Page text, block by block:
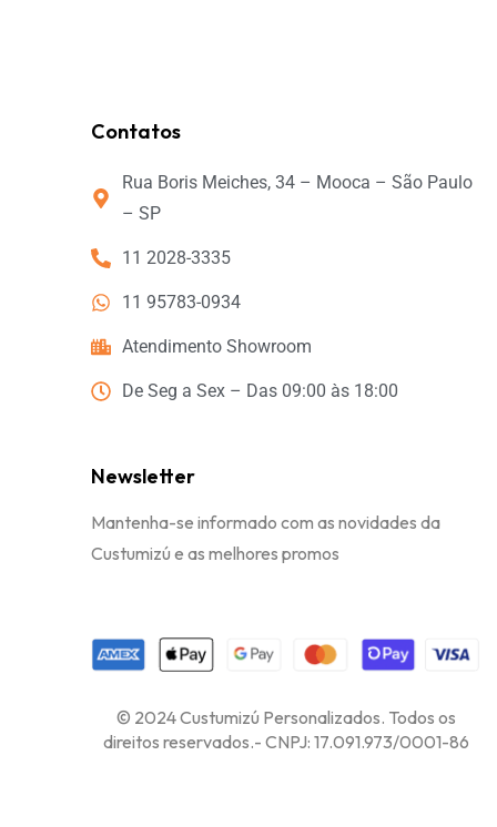
Contatos
Rua Boris Meiches, 34 – Mooca – São Paulo
– SP
11 2028-3335
11 95783-0934
Atendimento Showroom
De Seg a Sex – Das 09:00 às 18:00
Newsletter
Mantenha-se informado com as novidades da
Custumizú e as melhores promos
© 2024 Custumizú Personalizados. Todos os
direitos reservados.- CNPJ: 17.091.973/0001-86